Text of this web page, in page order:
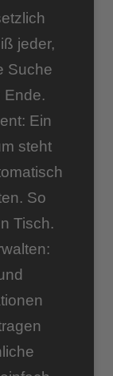
jeder,
Suche
Ende.
Ein
steht
So
Tisch.